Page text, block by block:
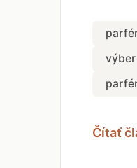
Čítať